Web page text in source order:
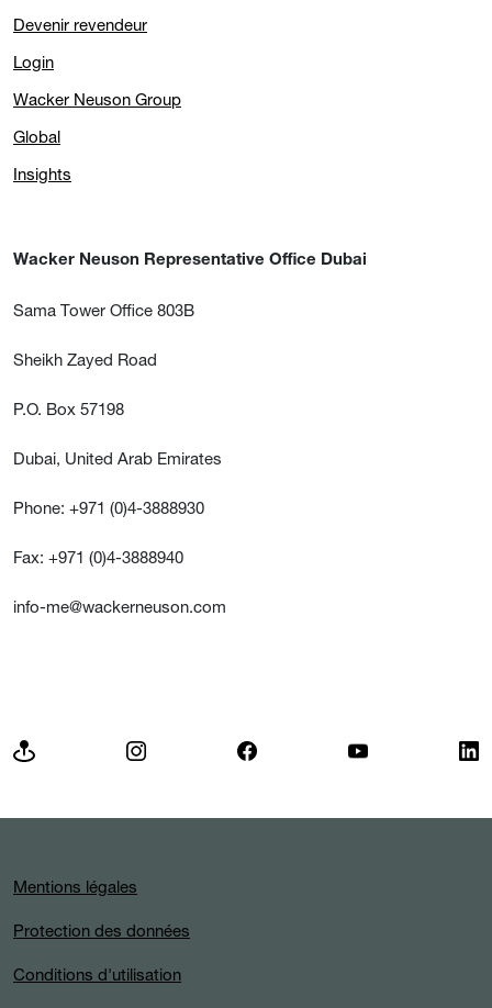
Devenir revendeur
Login
Wacker Neuson Group
Global
Insights
Wacker Neuson Representative Office Dubai
Sama Tower Office 803B
Sheikh Zayed Road
P.O. Box 57198
Dubai, United Arab Emirates
Phone: +971 (0)4-3888930
Fax: +971 (0)4-3888940
info-me@wackerneuson.com
Mentions légales
Protection des données
Conditions d'utilisation